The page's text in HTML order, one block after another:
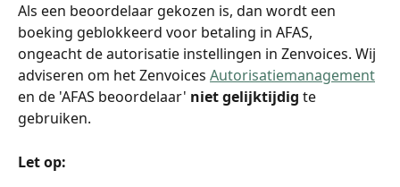
Als een beoordelaar gekozen is, dan wordt een
boeking geblokkeerd voor betaling in AFAS,
ongeacht de autorisatie instellingen in Zenvoices. Wij
adviseren om het Zenvoices Autorisatiemanagement
en de 'AFAS beoordelaar' niet gelijktijdig te
gebruiken.
Let op: